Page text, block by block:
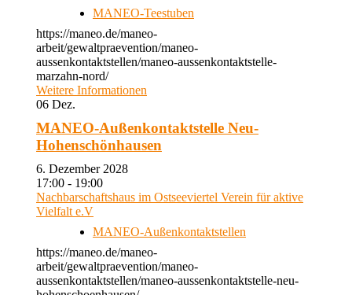
MANEO-Teestuben
https://maneo.de/maneo-
arbeit/gewaltpraevention/maneo-
aussenkontaktstellen/maneo-aussenkontaktstelle-
marzahn-nord/
Weitere Informationen
06 Dez.
MANEO-Außenkontaktstelle Neu-
Hohenschönhausen
6. Dezember 2028
17:00 - 19:00
Nachbarschaftshaus im Ostseeviertel Verein für aktive
Vielfalt e.V
MANEO-Außenkontaktstellen
https://maneo.de/maneo-
arbeit/gewaltpraevention/maneo-
aussenkontaktstellen/maneo-aussenkontaktstelle-neu-